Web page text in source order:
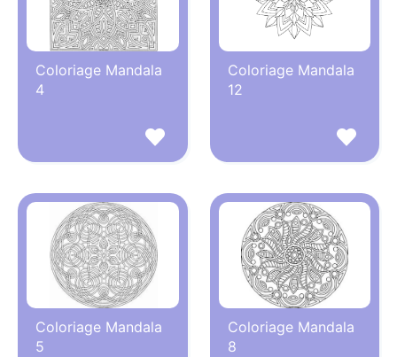
Coloriage Mandala
4
Coloriage Mandala
12
Coloriage Mandala
5
Coloriage Mandala
8